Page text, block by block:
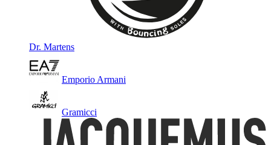
Dr. Martens
Emporio Armani
Gramicci